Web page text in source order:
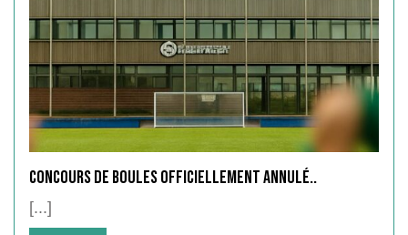
Concours de Boules officiellement annulé..
[...]